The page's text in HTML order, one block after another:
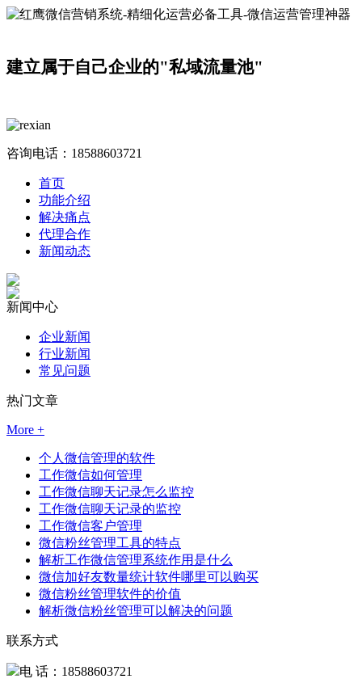
建立属于自己企业的"私域流量池"
咨询电话： 18588603721
首页
功能介绍
解决痛点
代理合作
新闻动态
新闻中心
企业新闻
行业新闻
常见问题
热门文章
More +
个人微信管理的软件
工作微信如何管理
工作微信聊天记录怎么监控
工作微信聊天记录的监控
工作微信客户管理
微信粉丝管理工具的特点
解析工作微信管理系统作用是什么
微信加好友数量统计软件哪里可以购买
微信粉丝管理软件的价值
解析微信粉丝管理可以解决的问题
联系方式
电 话：18588603721